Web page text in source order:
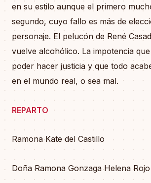
en su estilo aunque el primero
segundo, cuyo fallo es más de
personaje. El pelucón de René
vuelve alcohólico. La impotencia
poder hacer justicia y que todo
en el mundo real, o sea mal.
REPARTO
Ramona Kate del Castillo
Doña Ramona Gonzaga Helena Rojo